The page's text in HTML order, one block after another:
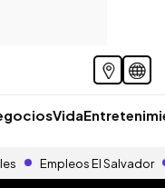
Vida
Empleos El Salvador